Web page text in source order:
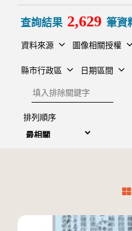
查詢結果 2,629 筆資
資料來源 圖像相關授權
縣市行政區 日期區間
排除關鍵字
排列順序